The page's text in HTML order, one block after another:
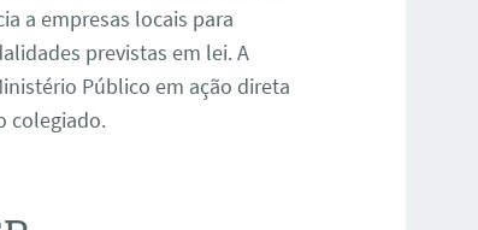
a empresas locais para
previstas em lei. A
Público em ação direta
colegiado.